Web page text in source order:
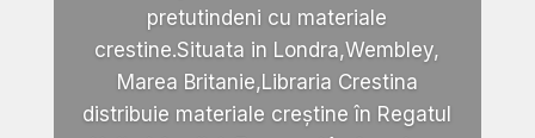
pretutindeni cu materiale
crestine.Situata in Londra,Wembley,
Marea Britanie,Libraria Crestina
distribuie materiale creștine în Regatul